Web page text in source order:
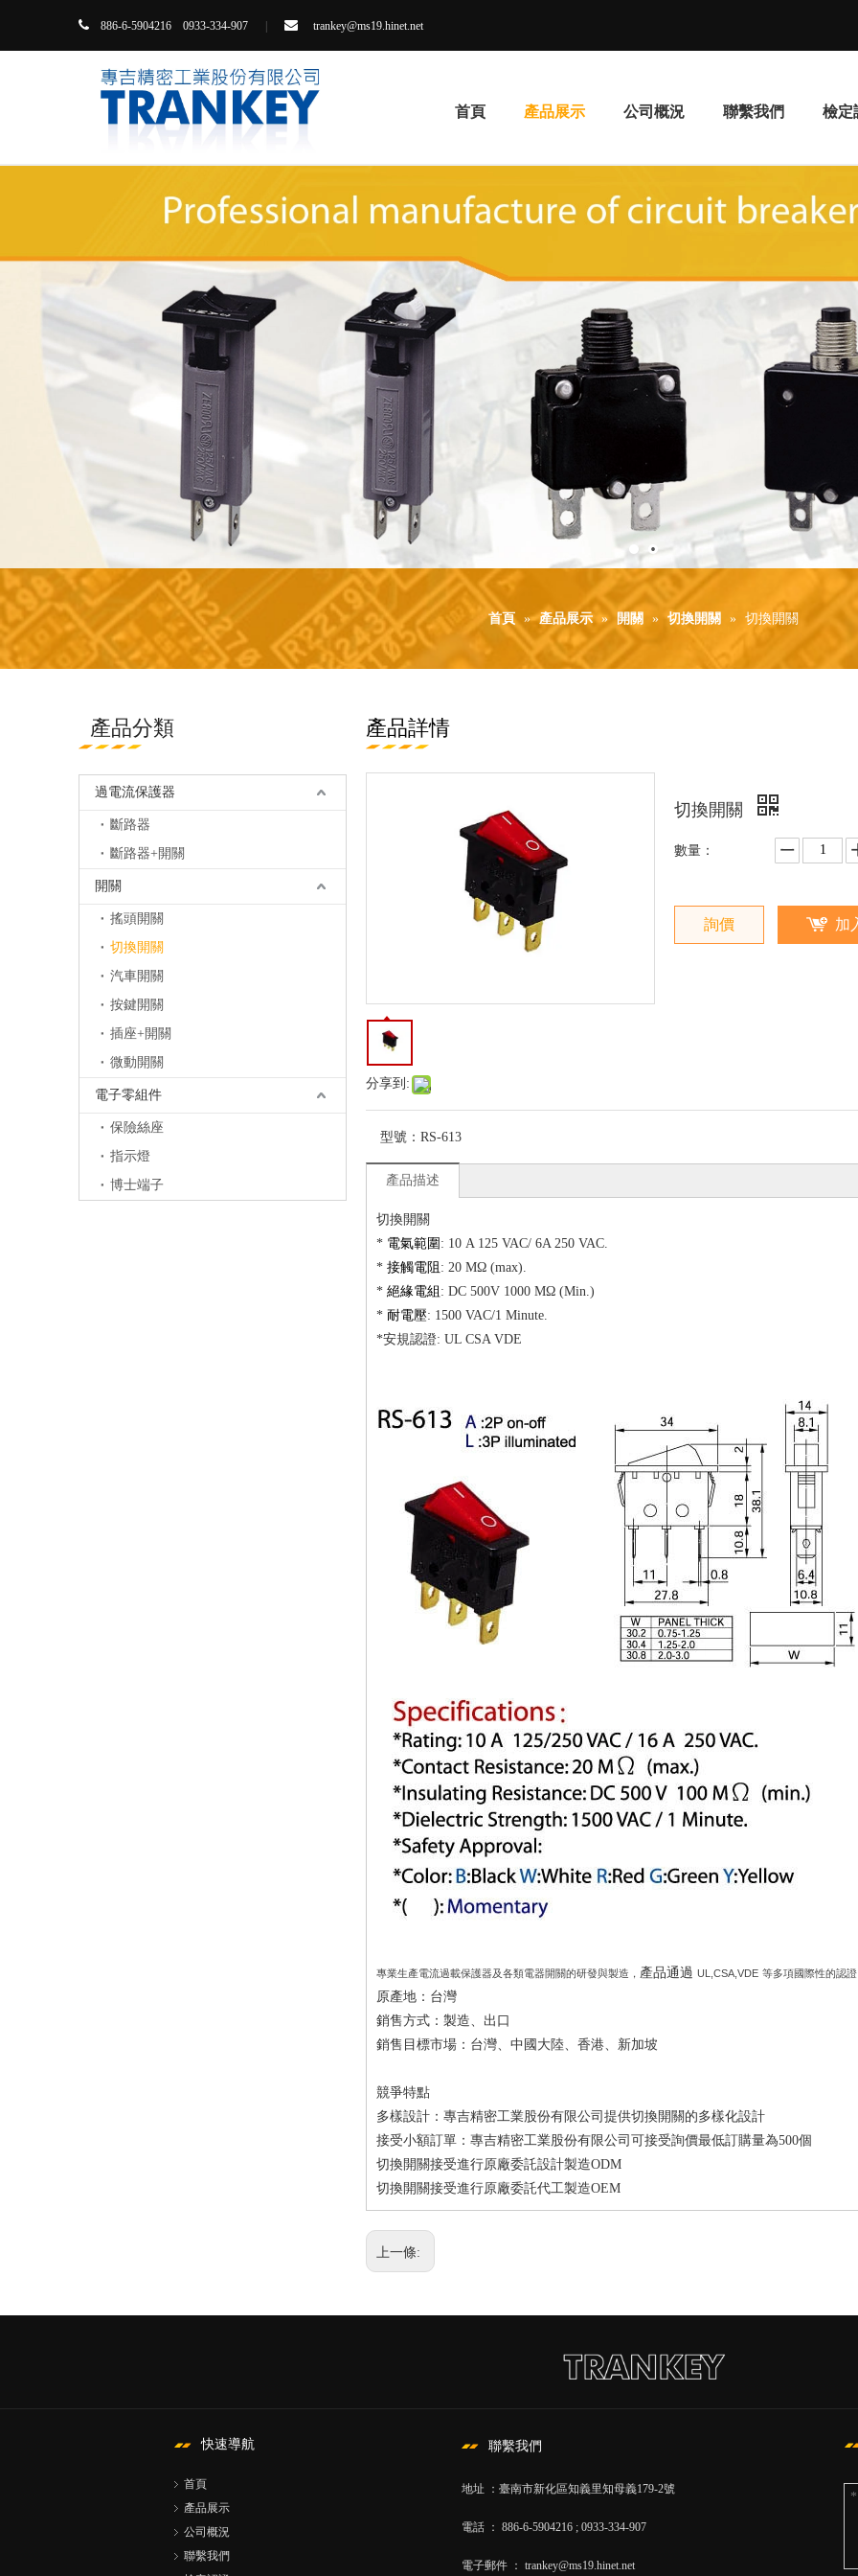
 886-6-5904216 0933-334-907  trankey@ms19.hinet.net
首頁 產品展示 公司概況 聯繫我們 檢定
首頁 » 產品展示 » 開關 » 切換開關 » 切換開關
產品分類
過電流保護器
斷路器
斷路器+開關
開關
搖頭開關
切換開關
汽車開關
按鍵開關
插座+開關
微動開關
電子零組件
保險絲座
指示燈
博士端子
產品詳情
分享到:
切換開關
數量：
詢價 加
型號： RS-613
產品描述
切換開關
* 電氣範圍 : 10 A 125 VAC/ 6A 250 VAC.
* 接觸電阻 : 20 MΩ (max).
* 絕緣電組 : DC 500V 1000 MΩ (Min.)
* 耐電壓: 1500 VAC/1 Minute.
*安規認證: UL CSA VDE
專業生產電流過載保護器及各類電器開關的研發與製造， 產品通過 UL,CSA,VDE 等多項國際性的認
原產地：台灣
銷售方式：製造、出口
銷售目標市場：台灣、中國大陸、香港、新加坡
競爭特點
多樣設計：專吉精密工業股份有限公司提供切換開關的多樣化設計
接受小額訂單：專吉精密工業股份有限公司可接受詢價最低訂購量為500個
切換開關接受進行原廠委託設計製造ODM
切換開關接受進行原廠委託代工製造OEM
上一條:
快速導航
首頁
產品展示
公司概況
聯繫我們
聯繫我們
地址 ：臺南市新化區知義里知母義179-2號
電話 ： 886-6-5904216 ; 0933-334-907
電子郵件 ： trankey@ms19.hinet.net